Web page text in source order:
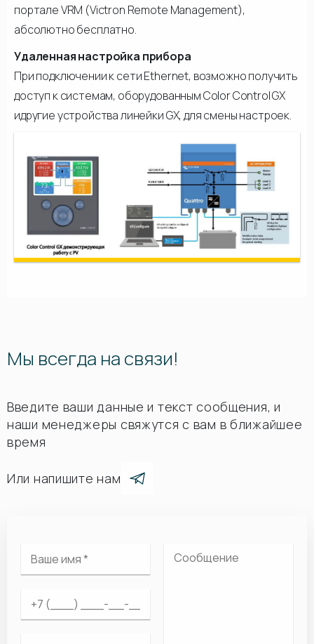
портале VRM (Victron Remote Management),
абсолютно бесплатно.
Удаленная настройка прибора
При подключении к сети Ethernet, возможно получить
доступ к системам, оборудованным Color Control GX
идругие устройства линейки GX, для смены настроек.
Мы всегда на связи!
Введите ваши данные и текст сообщения, и
наши менеджеры свяжутся с вам в ближайшее
время
Или напишите нам